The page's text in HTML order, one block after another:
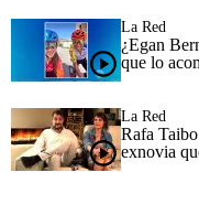
La Red
¿Egan
que lo
La Red
Rafa
exnovia